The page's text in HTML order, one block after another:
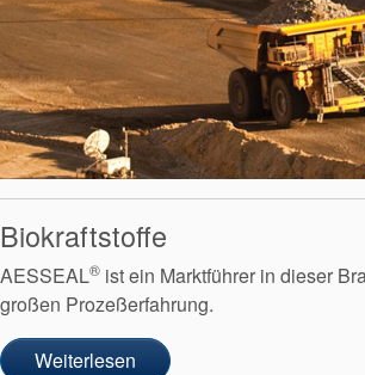
Biokraftstoffe
AESSEAL® ist ein Marktführer in dieser
großen Prozeßerfahrung.
Weiterlesen